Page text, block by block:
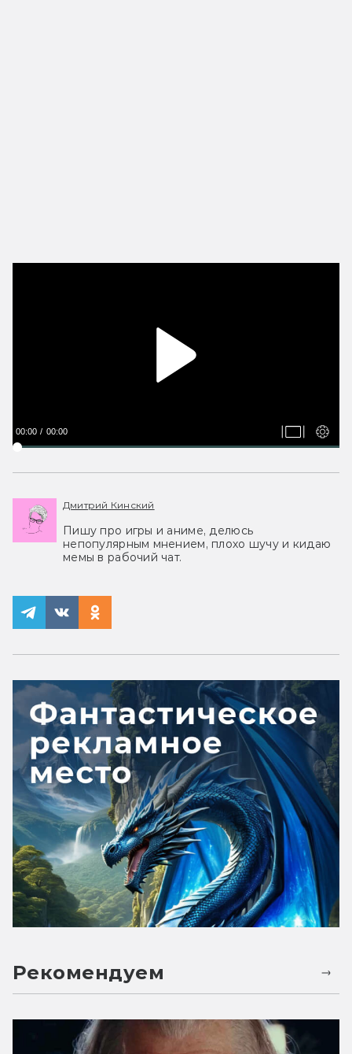
00:00 00:00
Дмитрий Кинский
Пишу про игры и аниме, делюсь
непопулярным мнением, плохо шучу и кидаю
мемы в рабочий чат.
Рекомендуем